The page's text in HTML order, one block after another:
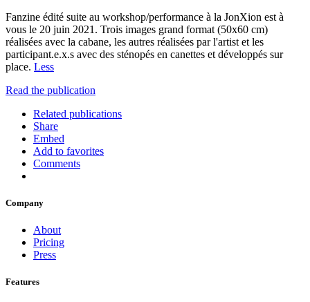
Fanzine édité suite au workshop/performance à la JonXion est à
vous le 20 juin 2021. Trois images grand format (50x60 cm)
réalisées avec la cabane, les autres réalisées par l'artist et les
participant.e.x.s avec des sténopés en canettes et développés sur
place. Less
Read the publication
Related publications
Share
Embed
Add to favorites
Comments
Company
About
Pricing
Press
Features